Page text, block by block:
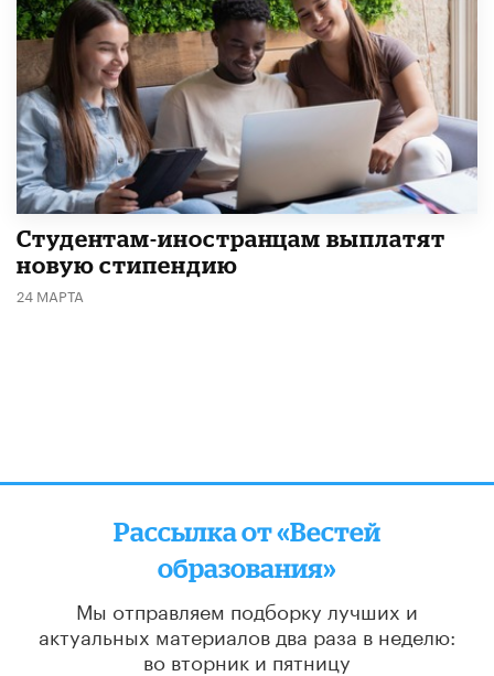
Студентам-иностранцам выплатят
новую стипендию
24 МАРТА
Рассылка от «Вестей
образования»
Мы отправляем подборку лучших и
актуальных материалов два раза в неделю:
во вторник и пятницу